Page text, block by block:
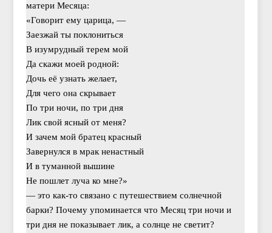
матери Месяца:
«Говорит ему царица, —
Заезжай ты поклониться
В изумрудный терем мой
Да скажи моей родной:
Дочь её узнать желает,
Для чего она скрывает
По три ночи, по три дня
Лик свой ясный от меня?
И зачем мой братец красный
Завернулся в мрак ненастный
И в туманной вышине
Не пошлет луча ко мне?»
— это как-то связано с путешествием солнечной
барки? Почему упоминается что Месяц три ночи и
три дня не показывает лик, а солнце не светит?